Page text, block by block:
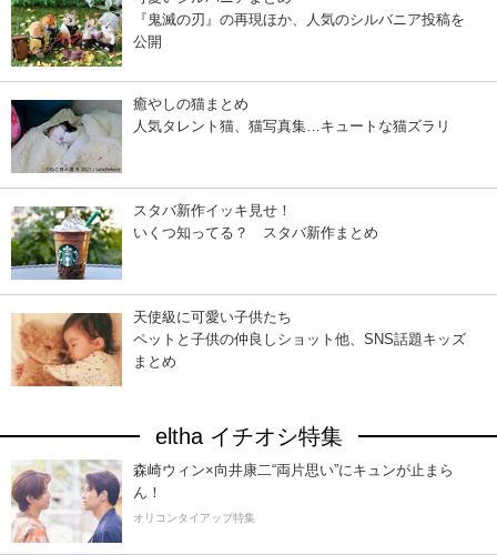
『鬼滅の刃』の再現ほか、人気のシルバニア投稿を
公開
癒やしの猫まとめ
人気タレント猫、猫写真集…キュートな猫ズラリ
スタバ新作イッキ見せ！
いくつ知ってる？ スタバ新作まとめ
天使級に可愛い子供たち
ペットと子供の仲良しショット他、SNS話題キッズ
まとめ
eltha イチオシ特集
森崎ウィン×向井康二“両片思い”にキュンが止まら
ん！
オリコンタイアップ特集